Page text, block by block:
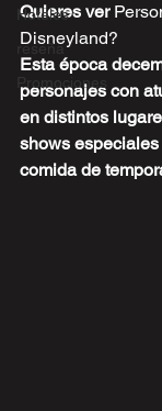
Hoteles
reseña
Promociones
Quieres ver
Disneyland?
Esta época
personajes con
en distintos
shows
comida de